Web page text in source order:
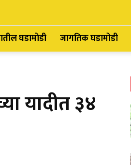
घडामोडी जागतिक घडामोडी
यादीत ३४